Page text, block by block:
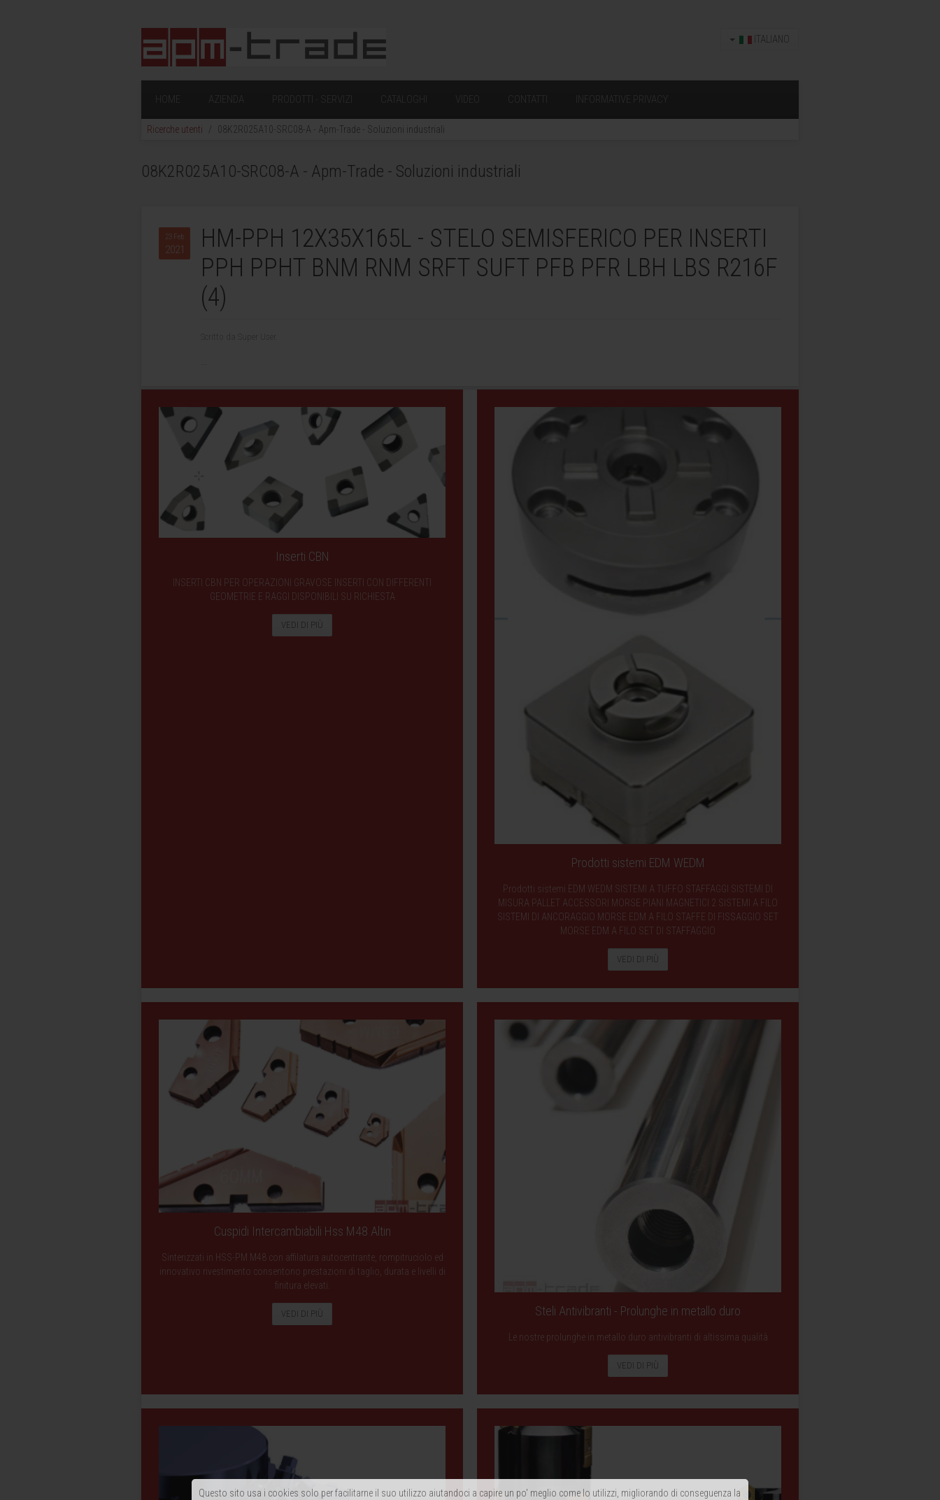
Questo sito usa i cookies solo per facilitarne il suo utilizzo aiutandoci a capire un po' meglio come lo utilizzi, migliorando di conseguenza la
ITALIANO
HOME AZIENDA PRODOTTI - SERVIZI CATALOGHI VIDEO CONTATTI INFORMATIVE PRIVACY
Ricerche utenti 08K2R025A10-SRC08-A - Apm-Trade - Soluzioni industriali
08K2R025A10-SRC08-A - Apm-Trade - Soluzioni industriali
23 Feb
2021
HM-PPH 12X35X165L - STELO SEMISFERICO PER INSERTI
PPH PPHT BNM RNM SRFT SUFT PFB PFR LBH LBS R216F
(4)
Inserti CBN
INSERTI CBN PER OPERAZIONI GRAVOSE INSERTI CON DIFFERENTI
GEOMETRIE E RAGGI DISPONIBILI SU RICHIESTA
VEDI DI PIÙ
Prodotti sistemi EDM WEDM
Prodotti sistemi EDM WEDM SISTEMI A TUFFO STAFFAGGI SISTEMI DI
MISURA PALLET ACCESSORI MORSE PIANI MAGNETICI 2 SISTEMI A FILO
SISTEMI DI ANCORAGGIO MORSE EDM A FILO STAFFE DI FISSAGGIO SET
MORSE EDM A FILO SET DI STAFFAGGIO
VEDI DI PIÙ
Cuspidi Intercambiabili Hss M48 Altin
Sinterizzati in HSS-PM M48 con affilatura autocentrante, rompitruciolo ed
innovativo rivestimento consentono prestazioni di taglio, durata e livelli di
finitura elevati.
VEDI DI PIÙ Steli Antivibranti - Prolunghe in metallo duro
Le nostre prolunghe in metallo duro antivibranti di altissima qualità
VEDI DI PIÙ